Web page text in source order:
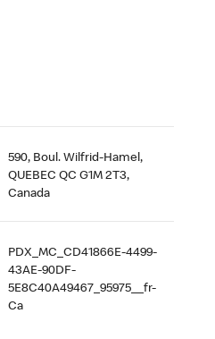
590, Boul. Wilfrid-Hamel,
QUEBEC QC G1M 2T3,
Canada
PDX_MC_CD41866E-4499-
43AE-90DF-
5E8C40A49467_95975__fr-
Ca